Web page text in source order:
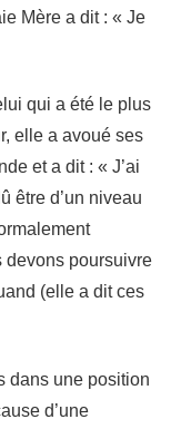
Mère a dit : « Je
qui a été le plus
elle a avoué ses
et a dit : « J’ai
être d’un niveau
devons poursuivre
(elle a dit ces
dans une position
d’une